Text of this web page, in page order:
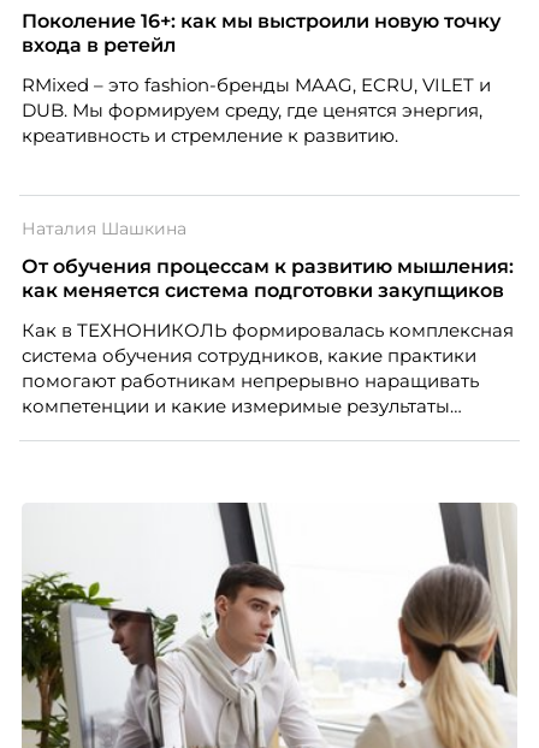
кадровых ошибок. В этой статье Марина Ускова,
руководитель отдела подбора персонала
рекрутинговой компании, разбирает самые
распространенные мифы о зумерах и объясняет,
почему устаревшие представления мешают
бизнесу находить и удерживать сильных
Поколение 16+: как мы выстроили новую точку
входа в ретейл
RMixed – это fashion-бренды MAAG, ECRU, VILET и
DUB. Мы формируем среду, где ценятся энергия,
креативность и стремление к развитию.
Наталия Шашкина
От обучения процессам к развитию мышления:
как меняется система подготовки закупщиков
Как в ТЕХНОНИКОЛЬ формировалась комплексная
система обучения сотрудников, какие практики
помогают работникам непрерывно наращивать
компетенции и какие измеримые результаты
компании ТЕХНОНИКОЛЬ.